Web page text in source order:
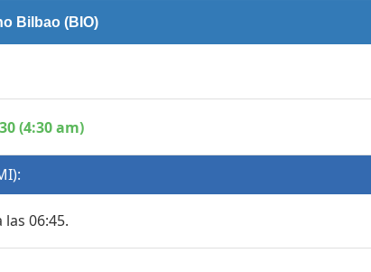
Bilbao (BIO)
(4:30 am)
las 06:45.